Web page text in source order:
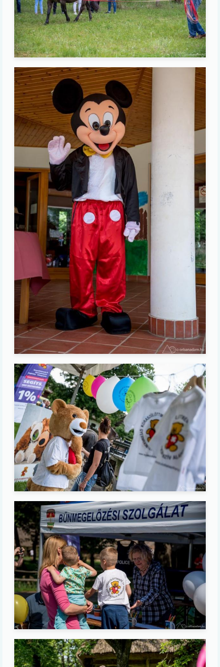
Image
Image
Image
Image